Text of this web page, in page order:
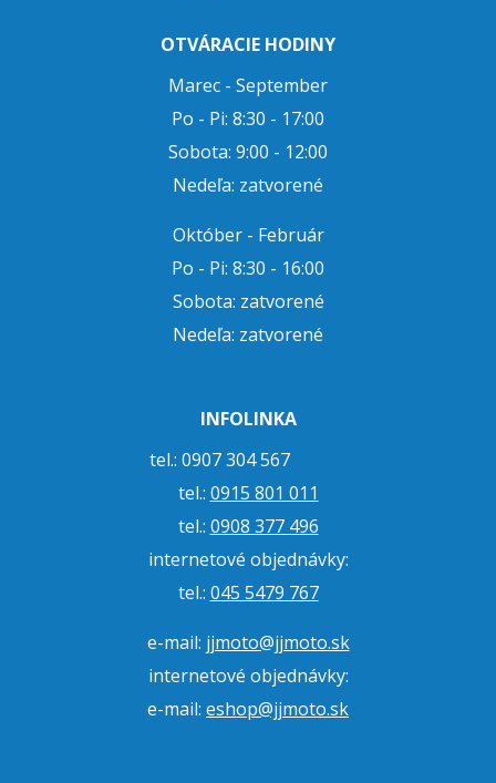
OTVÁRACIE HODINY
Marec - September
Po - Pi: 8:30 - 17:00
Sobota: 9:00 - 12:00
Nedeľa: zatvorené
Október - Február
Po - Pi: 8:30 - 16:00
Sobota: zatvorené
Nedeľa: zatvorené
INFOLINKA
tel.: 0907 304 567
tel.: 0915 801 011
tel.: 0908 377 496
internetové objednávky:
tel.: 045 5479 767
e-mail: jjmoto@jjmoto.sk
internetové objednávky:
e-mail: eshop@jjmoto.sk